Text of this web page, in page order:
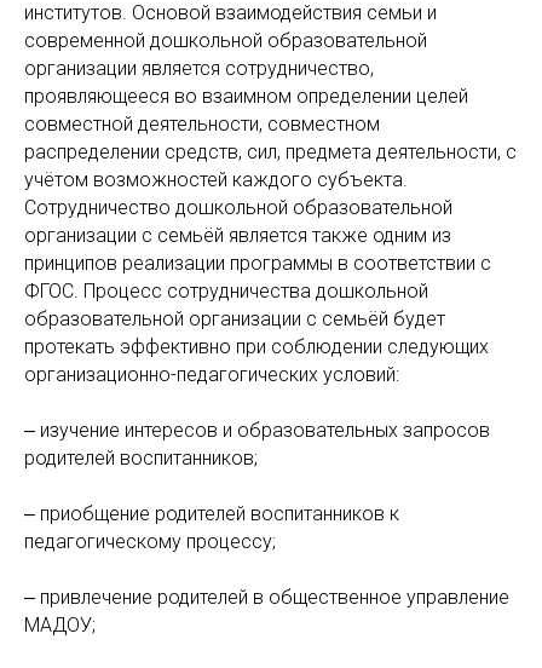
институтов. Основой взаимодействия семьи и
современной дошкольной образовательной
организации является сотрудничество,
проявляющееся во взаимном определении целей
совместной деятельности, совместном
распределении средств, сил, предмета деятельности, с
учётом возможностей каждого субъекта.
Сотрудничество дошкольной образовательной
организации с семьёй является также одним из
принципов реализации программы в соответствии с
ФГОС. Процесс сотрудничества дошкольной
образовательной организации с семьёй будет
протекать эффективно при соблюдении следующих
организационно-педагогических условий:
‒ изучение интересов и образовательных запросов
родителей воспитанников;
‒ приобщение родителей воспитанников к
педагогическому процессу;
‒ привлечение родителей в общественное управление
МАДОУ;